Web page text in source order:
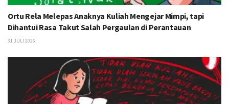
Ortu Rela Melepas Anaknya Kuliah Mengejar Mimpi, tapi
Dihantui Rasa Takut Salah Pergaulan di Perantauan
31 JULI 2026